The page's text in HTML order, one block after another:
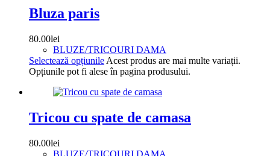
Bluza paris
80.00lei
BLUZE/TRICOURI DAMA
Selectează opțiunile Acest produs are mai multe variații.
Opțiunile pot fi alese în pagina produsului.
Tricou cu spate de camasa
80.00lei
BLUZE/TRICOURI DAMA